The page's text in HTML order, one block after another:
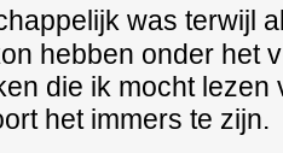
was terwijl
hebben onder het
die ik mocht
het immers te zijn.